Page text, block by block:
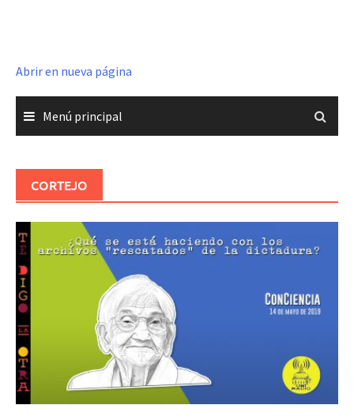
Abrir en nueva página
Menú principal
CORTEJO